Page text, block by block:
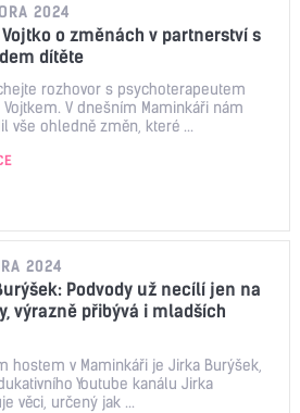
2024
Vojtko o změnách v partnerství s
dítěte
rozhovor s psychoterapeutem
Vojtkem. V dnešním Maminkáři nám
vše ohledně změn, které ...
2024
Podvody už necílí jen na
výrazně přibývá i mladších
hostem v Maminkáři je Jirka Burýšek,
Youtube kanálu Jirka
věci, určený jak ...